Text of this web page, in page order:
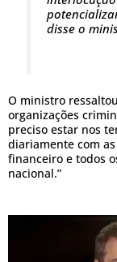
disse o
O ministro
organizações
preciso estar nos
diariamente com
financeiro e todos
nacional.”